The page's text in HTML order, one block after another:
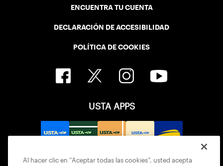
ENCUENTRA TU CUENTA
DECLARACIÓN DE ACCESIBILIDAD
POLÍTICA DE COOKIES
USTA APPS
Al hacer clic en “Aceptar todas las cookies”, usted acepta